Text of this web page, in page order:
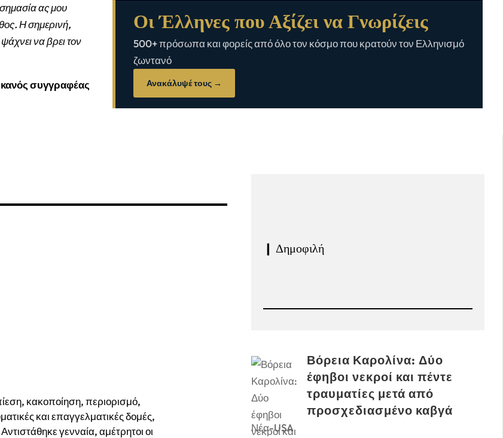
ας μου
Η σημερινή,
να βρει τον
συγγραφέας
Οι Έλληνες που Αξίζει να Γνωρίζεις
500+ πρόσωπα και φορείς από όλο τον κόσμο που κρατούν τον Ελληνισμό
ζωντανό
Ανακάλυψέ τους →
κακοποίηση, περιορισμό,
και επαγγελματικές δομές,
γενναία, αμέτρητοι οι
❙ Δημοφιλή
Βόρεια Καρολίνα: Δύο
έφηβοι νεκροί και πέντε
τραυματίες μετά από
προσχεδιασμένο καβγά
Νέα-USA